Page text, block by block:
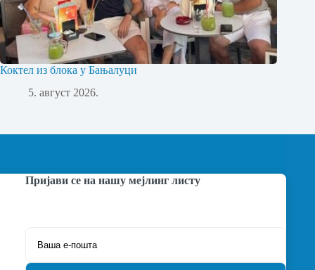
Коктел из блока у Бањалуци
5. август 2026.
Пријави се на нашу мејлинг листу